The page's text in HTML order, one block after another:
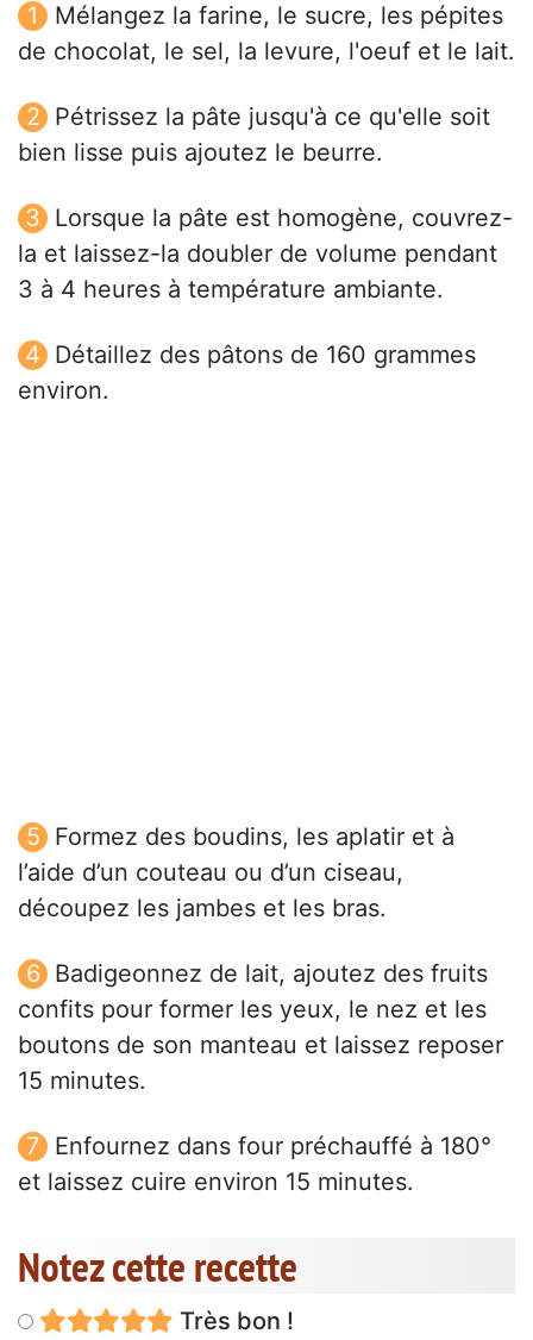
Mélangez la farine, le sucre, les pépites
de chocolat, le sel, la levure, l'oeuf et le lait.
Pétrissez la pâte jusqu'à ce qu'elle soit
bien lisse puis ajoutez le beurre.
Lorsque la pâte est homogène, couvrez-
la et laissez-la doubler de volume pendant
3 à 4 heures à température ambiante.
Détaillez des pâtons de 160 grammes
environ.
Formez des boudins, les aplatir et à
l’aide d’un couteau ou d’un ciseau,
découpez les jambes et les bras.
Badigeonnez de lait, ajoutez des fruits
confits pour former les yeux, le nez et les
boutons de son manteau et laissez reposer
15 minutes.
Enfournez dans four préchauffé à 180°
et laissez cuire environ 15 minutes.
Notez cette recette
Très bon !